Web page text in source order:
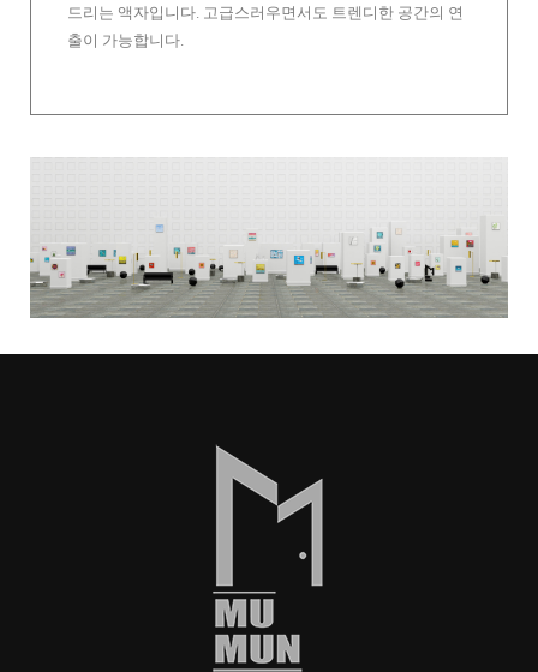
드리는 액자입니다. 고급스러우면서도 트렌디한 공간의 연
출이 가능합니다.